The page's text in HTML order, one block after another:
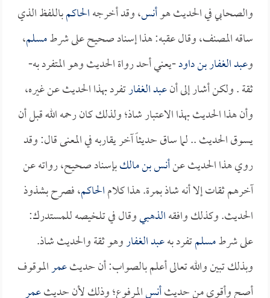
والصحابي في الحديث هوأنس، وقد أخرجهالحاكمباللفظ الذي
ساقه المصنف، وقال عقبه: هذا إسناد صحيح على شرطمسلم،
وعبد الغفار بن داود-يعني أحد رواة الحديث وهو المتفرد به-
ثقة . ولكن أشار إلى أنعبد الغفارتفرد بهذا الحديث عن غيره،
وأن هذا الحديث بهذا الاعتبار شاذ؛ ولذلك كان رحمه الله قبل أن
يسوق الحديث .. لما ساق حديثاً آخر يقاربه في المعنى قال: وقد
روي هذا الحديث عنأنس بن مالكبإسناد صحيح، رواته عن
آخرهم ثقات إلا أنه شاذ بمرة. هذا كلامالحاكم، فصرح بشذوذ
الحديث. وكذلك وافقهالذهبيوقال في تلخيصه للمستدرك:
على شرطمسلمتفرد بهعبد الغفاروهو ثقة والحديث شاذ.
وبذلك تبين والله تعالى أعلم بالصواب: أن حديثعمرالموقوف
أصح وأقوى من حديثأنسالمرفوع؛ وذلك لأن حديثعمر